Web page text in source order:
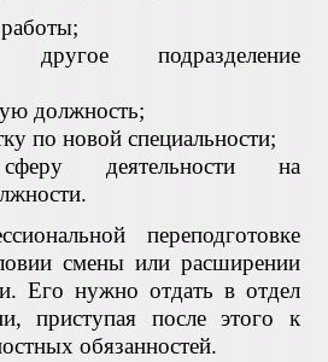
подразделение
должность;
по новой специальности;
деятельности на
переподготовке
смены или расширении
Его нужно отдать в отдел
приступая после этого к
обязанностей.